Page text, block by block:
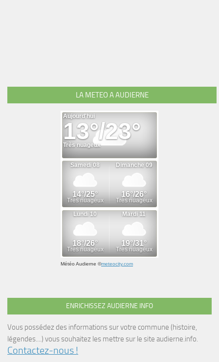
LA METEO A AUDIERNE
Météo Audierne ©meteocity.com
ENRICHISSEZ AUDIERNE INFO
Vous possédez des informations sur votre commune (histoire,
légendes....) vous souhaitez les mettre sur le site audierne.info.
Contactez-nous !